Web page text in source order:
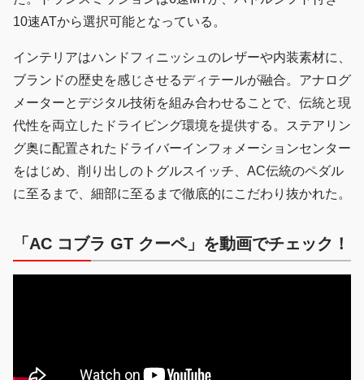
10速ATから選択可能となっている。
インテリアはハンドフィニッシュのレザーや内装素材に、
ブランドの歴史を感じさせるディテールが融合。アナログ
メーターとデジタル技術を組み合わせることで、伝統と現
代性を両立したドライビング環境を提供する。ステアリン
グ奥に配置されたドライバーインフォメーションセンター
をはじめ、削り出しのトグルスイッチ、AC伝統のペダル
に至るまで、細部に至るまで徹底的にこだわり抜かれた。
「AC コブラ GT クーペ」を動画でチェック！